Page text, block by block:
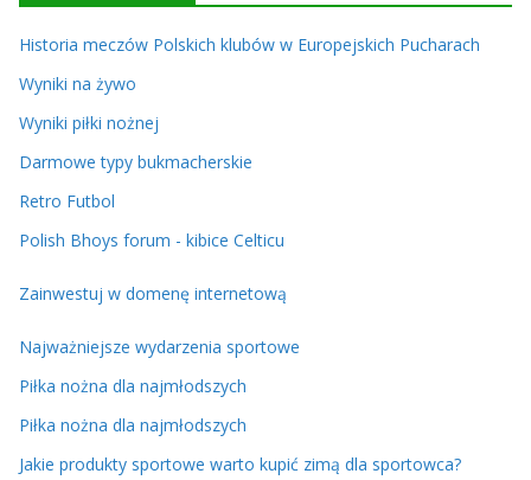
Historia meczów Polskich klubów w Europejskich Pucharach
Wyniki na żywo
Wyniki piłki nożnej
Darmowe typy bukmacherskie
Retro Futbol
Polish Bhoys forum - kibice Celticu
Zainwestuj w domenę internetową
Najważniejsze wydarzenia sportowe
Piłka nożna dla najmłodszych
Piłka nożna dla najmłodszych
Jakie produkty sportowe warto kupić zimą dla sportowca?